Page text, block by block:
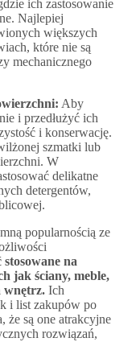
ich zastosowanie
Najlepiej
większych
które nie są
mechanicznego
Aby
i przedłużyć ich
i konserwację.
szmatki lub
W
delikatne
detergentów,
popularnością ze
na
jak ściany, meble,
wnętrz. Ich
i list zakupów po
że są one atrakcyjne
rozwiązań,